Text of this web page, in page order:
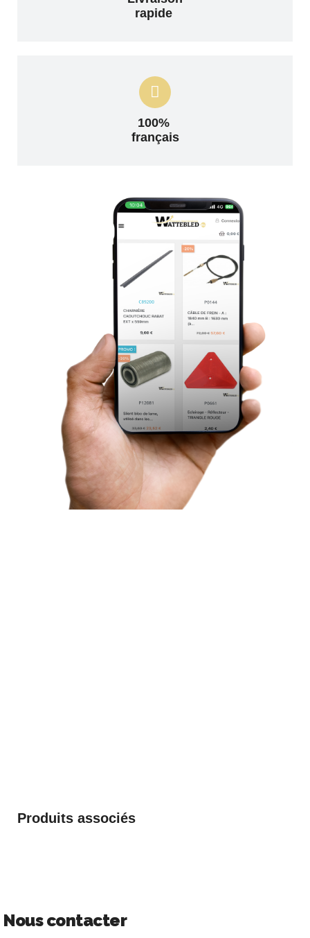
rapide
100%
français
Produits associés
Nous contacter